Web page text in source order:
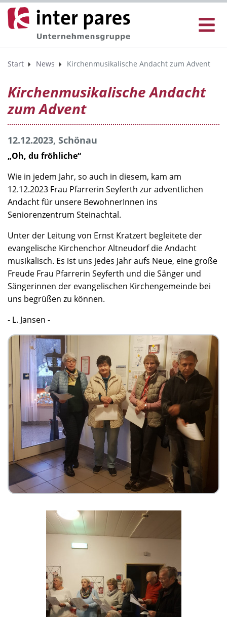
Start News Kirchenmusikalische Andacht zum Advent
Kirchenmusikalische Andacht
zum Advent
12.12.2023, Schönau
„Oh, du fröhliche“
Wie in jedem Jahr, so auch in diesem, kam am
12.12.2023 Frau Pfarrerin Seyferth zur adventlichen
Andacht für unsere BewohnerInnen ins
Seniorenzentrum Steinachtal.
Unter der Leitung von Ernst Kratzert begleitete der
evangelische Kirchenchor Altneudorf die Andacht
musikalisch. Es ist uns jedes Jahr aufs Neue, eine große
Freude Frau Pfarrerin Seyferth und die Sänger und
Sängerinnen der evangelischen Kirchengemeinde bei
uns begrüßen zu können.
- L. Jansen -